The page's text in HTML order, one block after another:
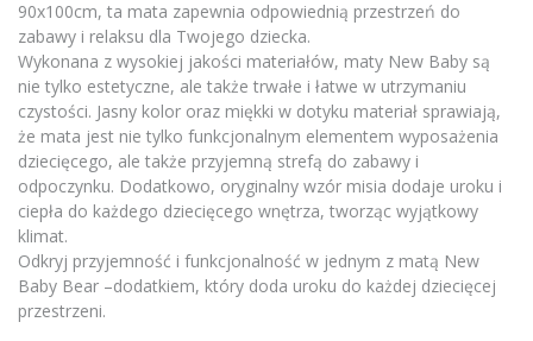
90x100cm, ta mata zapewnia odpowiednią przestrzeń do
zabawy i relaksu dla Twojego dziecka.
Wykonana z wysokiej jakości materiałów, maty New Baby są
nie tylko estetyczne, ale także trwałe i łatwe w utrzymaniu
czystości. Jasny kolor oraz miękki w dotyku materiał sprawiają,
że mata jest nie tylko funkcjonalnym elementem wyposażenia
dziecięcego, ale także przyjemną strefą do zabawy i
odpoczynku. Dodatkowo, oryginalny wzór misia dodaje uroku i
ciepła do każdego dziecięcego wnętrza, tworząc wyjątkowy
klimat.
Odkryj przyjemność i funkcjonalność w jednym z matą New
Baby Bear –dodatkiem, który doda uroku do każdej dziecięcej
przestrzeni.